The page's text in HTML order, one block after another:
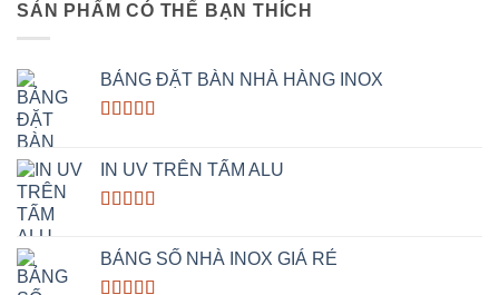
SẢN PHẨM CÓ THỂ BẠN THÍCH
BẢNG ĐẶT BÀN NHÀ HÀNG INOX
IN UV TRÊN TẤM ALU
BẢNG SỐ NHÀ INOX GIÁ RẺ